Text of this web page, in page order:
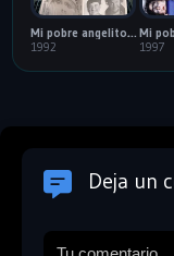
Mi pobre angelito 2: Perdido en Nueva York
1992
Mi
1997
Deja un